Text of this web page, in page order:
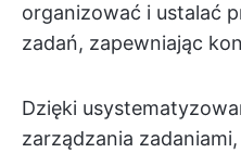
organizować i ustalać
zadań, zapewniając
Dzięki
zarządzania